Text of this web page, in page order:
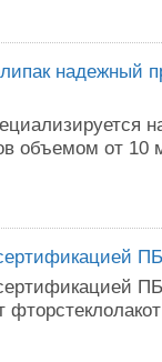
надежный
объемом от